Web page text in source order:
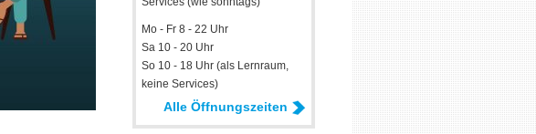
Mo - Fr 8 - 22 Uhr
Sa 10 - 20 Uhr
So 10 - 18 Uhr (als Lernraum,
keine Services)
Alle Öffnungszeiten